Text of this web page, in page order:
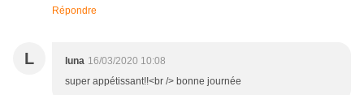
Répondre
L luna 16/03/2020 10:08
super appétissant!!<br /> bonne journée